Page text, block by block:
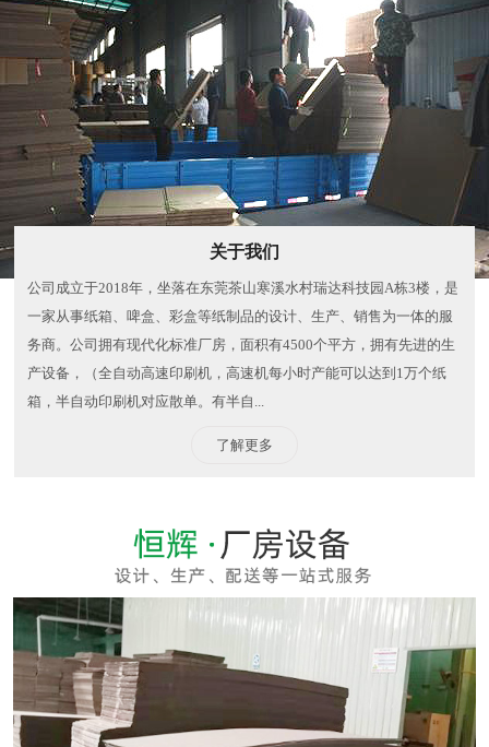
关于我们
公司成立于2018年，坐落在东莞茶山寒溪水村瑞达科技园A栋3楼，是
一家从事纸箱、啤盒、彩盒等纸制品的设计、生产、销售为一体的服
务商。公司拥有现代化标准厂房，面积有4500个平方，拥有先进的生
产设备，（全自动高速印刷机，高速机每小时产能可以达到1万个纸
箱，半自动印刷机对应散单。有半自...
了解更多